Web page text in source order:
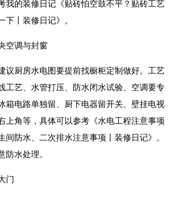
我的装修日记《贴砖怕空鼓不平？贴砖工艺
下丨装修日记》。
空调与封窗
议厨房水电图要提前找橱柜定制做好。工艺
工艺、水管打压、防水闭水试验、空调要专
箱电路单独留、厨下电器留开关、壁挂电视
上角等，具体可以参考《水电工程注意事项
间防水、二次排水注意事项丨装修日记》。
防水处理。
门